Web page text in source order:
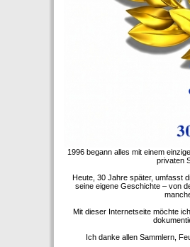
1996 begann alles mit einem
privaten
Heute, 30 Jahre später, umfasst
seine eigene Geschichte – von
Mit dieser Internetseite möchte
Ich danke allen Sammlern,